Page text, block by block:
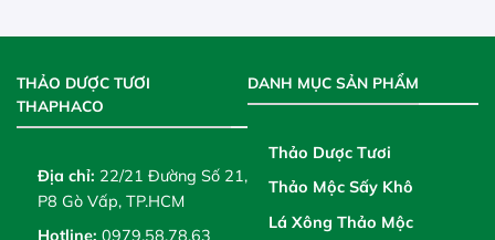
THẢO DƯỢC TƯƠI
THAPHACO
Địa chỉ: 22/21 Đường Số 21,
P8 Gò Vấp, TP.HCM
DANH MỤC SẢN PHẨM
Thảo Dược Tươi
Thảo Mộc Sấy Khô
Lá Xông Thảo Mộc